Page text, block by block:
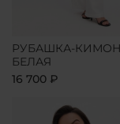
РУБАШКА-
БЕЛАЯ
16 700 ₽